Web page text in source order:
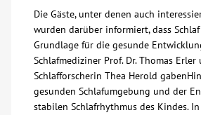
Mitmachen
Karriere
Ausbildung
Die Gäste, unter denen auch
wurden darüber informiert, dass
Grundlage für die gesunde
Schlafmediziner Prof. Dr. Thomas Erler
Schlafforscherin Thea Herold
gesunden Schlafumgebung und der
stabilen Schlafrhythmus des Kindes.